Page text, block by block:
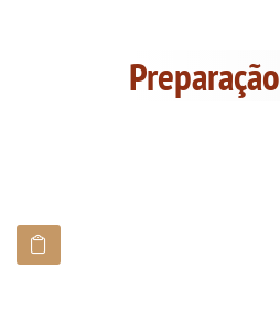
Preparação